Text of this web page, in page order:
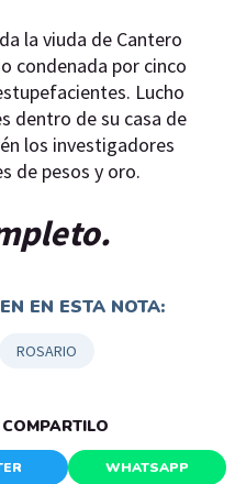
la viuda de Cantero
condenada por cinco
Lucho
dentro de su casa de
los investigadores
de pesos y oro.
EN ESTA NOTA:
ROSARIO
WHATSAPP